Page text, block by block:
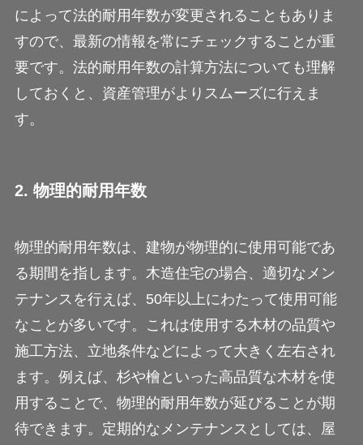
によって法的耐用年数が変更されることもありま
すので、最新の情報を常にチェックすることが重
要です。法的耐用年数の計算方法についても理解
しておくと、資産管理がよりスムーズに行えま
す。
2. 物理的耐用年数
物理的耐用年数は、建物が物理的に使用可能であ
る期間を指します。木造住宅の場合、適切なメン
テナンスを行えば、50年以上にわたって使用可能
なことが多いです。これは使用する木材の品質や
施工方法、立地条件などによって大きく左右され
ます。例えば、杉や檜といった高品質な木材を使
用することで、物理的耐用年数が延びることが期
待できます。定期的なメンテナンスとしては、屋